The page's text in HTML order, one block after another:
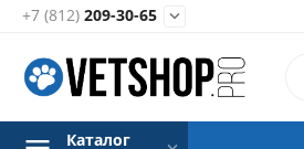
+7 (812) 209-30-65 
Каталог